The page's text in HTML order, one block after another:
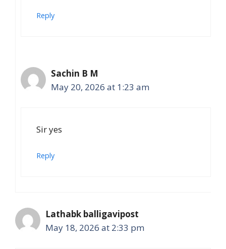
Reply
Sachin B M
May 20, 2026 at 1:23 am
Sir yes
Reply
Lathabk balligavipost
May 18, 2026 at 2:33 pm